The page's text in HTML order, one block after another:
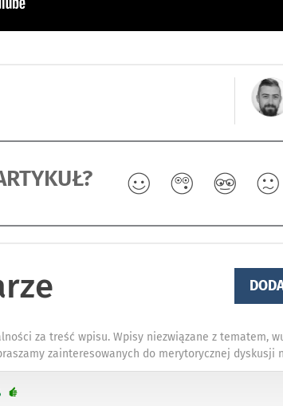
za treść wpisu. Wpisy niezwiązane z tematem,
zainteresowanych do merytorycznej dyskusji